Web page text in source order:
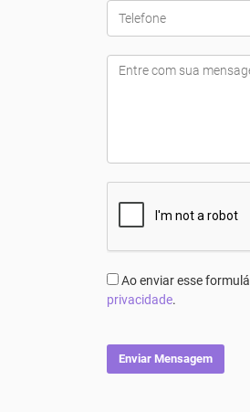
Ao enviar esse
privacidade.
Enviar Mensagem